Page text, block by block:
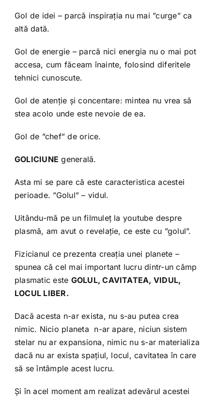
Gol de idei – parcă inspirația nu mai ”curge” ca
altă dată.
Gol de energie – parcă nici energia nu o mai pot
accesa, cum făceam înainte, folosind diferitele
tehnici cunoscute.
Gol de atenție și concentare: mintea nu vrea să
stea acolo unde este nevoie de ea.
Gol de ”chef” de orice.
GOLICIUNE generală.
Asta mi se pare că este caracteristica acestei
perioade. ”Golul” – vidul.
Uitându-mă pe un filmuleț la youtube despre
plasmă, am avut o revelație, ce este cu ”golul”.
Fizicianul ce prezenta creația unei planete –
spunea că cel mai important lucru dintr-un câmp
plasmatic este GOLUL, CAVITATEA, VIDUL,
LOCUL LIBER.
Dacă acesta n-ar exista, nu s-au putea crea
nimic. Nicio planeta n-ar apare, niciun sistem
stelar nu ar expansiona, nimic nu s-ar materializa
dacă nu ar exista spațiul, locul, cavitatea în care
să se întâmple acest lucru.
Și în acel moment am realizat adevărul acestei